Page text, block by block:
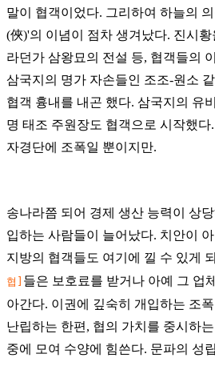
말이 협객이었다. 그리하여 하늘의
(俠)'의 이념이 점차 생겨났다. 진시
라던가 삼왕묘의 전설 등, 협객들의
삼국지의 명가 자손들인 조조-원소
협객 흉내를 내곤 했다. 삼국지의 유
명 태조 주원장도 협객으로 시작했
자경단에 조폭일 뿐이지만.
송나라쯤 되어 경제 생산 능력이 상
입하는 사람들이 늘어났다. 치안이
지방의 협객들도 여기에 낄 수 있게
협] 들은 보호료를 받거나 아예 그 업
아간다. 이권에 깊숙히 개입하는 조
난립하는 한편, 협의 가치를 중시하
중에 모여 수양에 힘쓴다. 문파의 성